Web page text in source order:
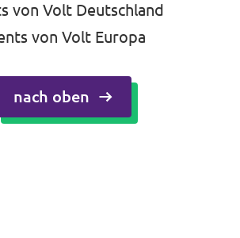
von Volt Deutschland
von Volt Europa
nach oben